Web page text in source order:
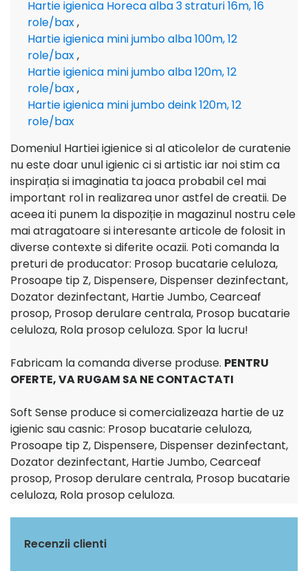
Hartie igienica Horeca alba 3 straturi 16m, 16
role/bax,
Hartie igienica mini jumbo alba 100m, 12
role/bax,
Hartie igienica mini jumbo alba 120m, 12
role/bax,
Hartie igienica mini jumbo deink 120m, 12
role/bax
Domeniul Hartiei igienice si al aticolelor de curatenie
nu este doar unul igienic ci si artistic iar noi stim ca
inspirația si imaginatia ta joaca probabil cel mai
important rol in realizarea unor astfel de creatii. De
aceea iti punem la dispoziție in magazinul nostru cele
mai atragatoare si interesante articole de folosit in
diverse contexte si diferite ocazii. Poti comanda la
preturi de producator: Prosop bucatarie celuloza,
Prosoape tip Z, Dispensere, Dispenser dezinfectant,
Dozator dezinfectant, Hartie Jumbo, Cearceaf
prosop, Prosop derulare centrala, Prosop bucatarie
celuloza, Rola prosop celuloza. Spor la lucru!
Fabricam la comanda diverse produse. PENTRU
OFERTE, VA RUGAM SA NE CONTACTATI
Soft Sense produce si comercializeaza hartie de uz
igienic sau casnic: Prosop bucatarie celuloza,
Prosoape tip Z, Dispensere, Dispenser dezinfectant,
Dozator dezinfectant, Hartie Jumbo, Cearceaf
prosop, Prosop derulare centrala, Prosop bucatarie
celuloza, Rola prosop celuloza.
Recenzii clienti